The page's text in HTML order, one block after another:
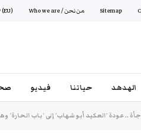
Sitemap من نحن / Who we are
الهدهد حياتنا فيديو
.. عودة ‘العكيد أبو شهاب‘ إلى ‘باب